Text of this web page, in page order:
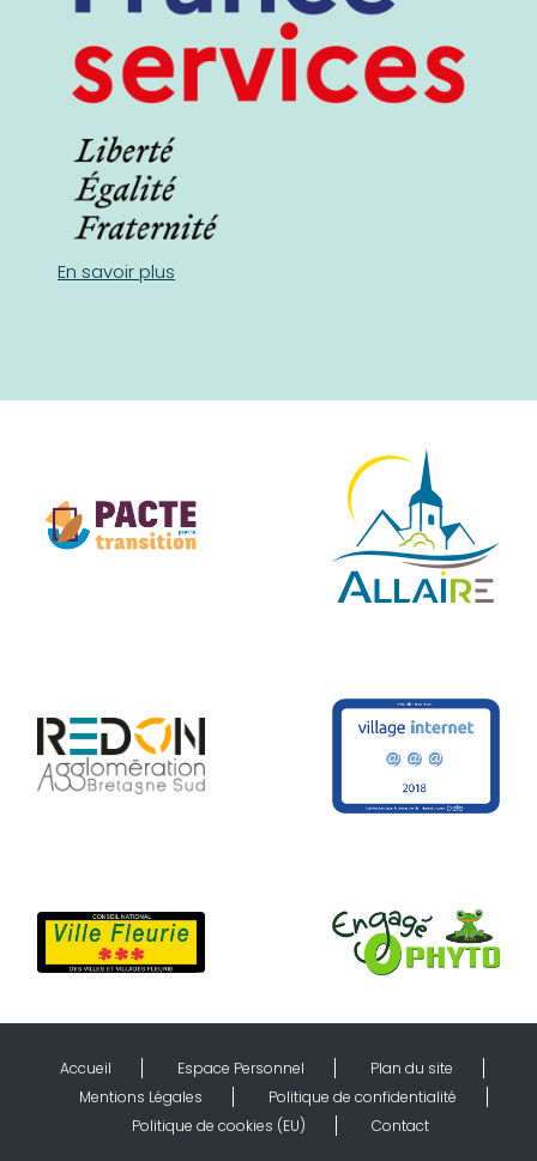
En savoir plus
Accueil Espace Personnel
Plan du site
Mentions Légales
Politique de confidentialité
Politique de cookies (EU)
Contact